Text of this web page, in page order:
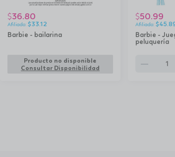
Barbie - bailarina
$36.80
$33.12
Producto no disponible
Consultar Disponibilidad
Barbie -
peluquería
$50.99
$
remove